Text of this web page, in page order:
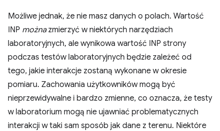
Możliwe jednak, że nie masz danych o polach. Wartość
INP możnazmierzyć w niektórych narzędziach
laboratoryjnych, ale wynikowa wartość INP strony
podczas testów laboratoryjnych będzie zależeć od
tego, jakie interakcje zostaną wykonane w okresie
pomiaru. Zachowania użytkowników mogą być
nieprzewidywalne i bardzo zmienne, co oznacza, że testy
w laboratorium mogą nie ujawniać problematycznych
interakcji w taki sam sposób jak dane z terenu. Niektóre